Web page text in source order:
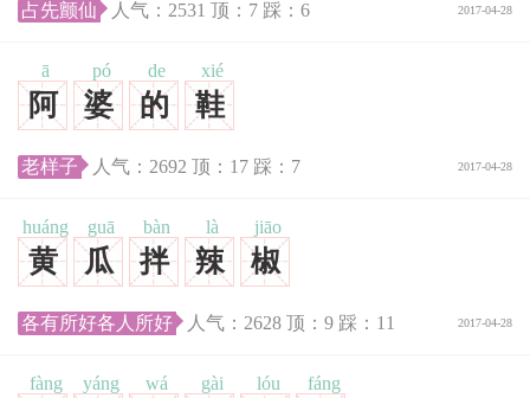
2017-04-28
占先颤仙 人气： 2531 顶： 7 踩： 6
阿
ā
婆
pó
的
de
鞋
xié
2017-04-28
老样子 人气： 2692 顶： 17 踩： 7
黄
huáng
瓜
guā
拌
bàn
辣
là
椒
jiāo
2017-04-28
各有所好各人所好 人气： 2628 顶： 9 踩： 11
fàng yáng wá gài lóu fáng